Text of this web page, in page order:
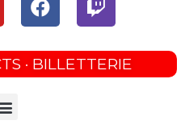
· BILLETTERIE
Menu